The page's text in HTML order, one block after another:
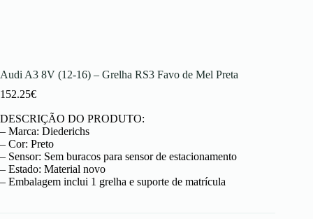
Audi A3 8V (12-16) – Grelha RS3 Favo de Mel Preta
152.25€
DESCRIÇÃO DO PRODUTO:
– Marca: Diederichs
– Cor: Preto
– Sensor: Sem buracos para sensor de estacionamento
– Estado: Material novo
– Embalagem inclui 1 grelha e suporte de matrícula